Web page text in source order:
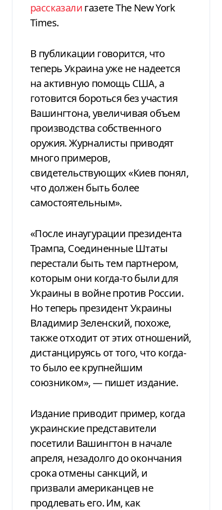
рассказалигазете The New York
Times.
В публикации говорится, что
теперь Украина уже не надеется
на активную помощь США, а
готовится бороться без участия
Вашингтона, увеличивая объем
производства собственного
оружия. Журналисты приводят
много примеров,
свидетельствующих «Киев понял,
что должен быть более
самостоятельным».
«После инаугурации президента
Трампа, Соединенные Штаты
перестали быть тем партнером,
которым они когда-то были для
Украины в войне против России.
Но теперь президент Украины
Владимир Зеленский, похоже,
также отходит от этих отношений,
дистанцируясь от того, что когда-
то было ее крупнейшим
союзником», — пишет издание.
Издание приводит пример, когда
украинские представители
посетили Вашингтон в начале
апреля, незадолго до окончания
срока отмены санкций, и
призвали американцев не
продлевать его. Им, как